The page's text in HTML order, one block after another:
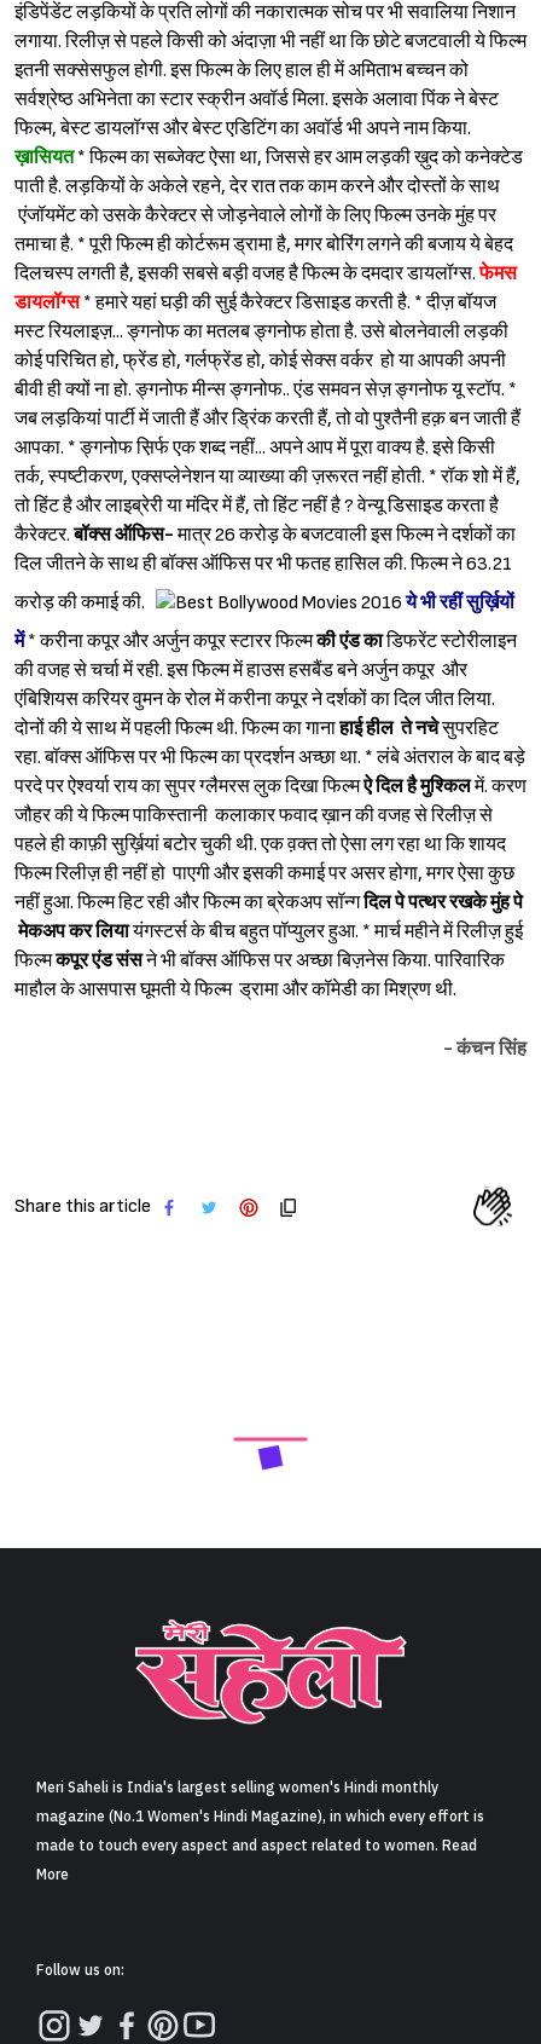
इंडिपेंडेंट लड़कियों के प्रति लोगों की नकारात्मक सोच पर भी सवालिया निशान
लगाया. रिलीज़ से पहले किसी को अंदाज़ा भी नहीं था कि छोटे बजटवाली ये फिल्म
इतनी सक्सेसफुल होगी. इस फिल्म के लिए हाल ही में अमिताभ बच्चन को
सर्वश्रेष्ठ अभिनेता का स्टार स्क्रीन अवॉर्ड मिला. इसके अलावा पिंक ने बेस्ट
फिल्म, बेस्ट डायलॉग्स और बेस्ट एडिटिंग का अवॉर्ड भी अपने नाम किया.
ख़ासियत* फिल्म का सब्जेक्ट ऐसा था, जिससे हर आम लड़की ख़ुद को कनेक्टेड
पाती है. लड़कियों के अकेले रहने, देर रात तक काम करने और दोस्तों के साथ
एंजॉयमेंट को उसके कैरेक्टर से जोड़नेवाले लोगों के लिए फिल्म उनके मुंह पर
तमाचा है. * पूरी फिल्म ही कोर्टरूम ड्रामा है, मगर बोरिंग लगने की बजाय ये बेहद
दिलचस्प लगती है, इसकी सबसे बड़ी वजह है फिल्म के दमदार डायलॉग्स.फेमस
डायलॉग्स* हमारे यहां घड़ी की सुई कैरेक्टर डिसाइड करती है. * दीज़ बॉयज
मस्ट रियलाइज़... ङ्गनोफ का मतलब ङ्गनोफ होता है. उसे बोलनेवाली लड़की
कोई परिचित हो, फ्रेंड हो, गर्लफ्रेंड हो, कोई सेक्स वर्कर हो या आपकी अपनी
बीवी ही क्यों ना हो. ङ्गनोफ मीन्स ङ्गनोफ.. एंड समवन सेज़ ङ्गनोफ यू स्टॉप. *
जब लड़कियां पार्टी में जाती हैं और ड्रिंक करती हैं, तो वो पुश्तैनी हक़ बन जाती हैं
आपका. * ङ्गनोफ स़िर्फ एक शब्द नहीं... अपने आप में पूरा वाक्य है. इसे किसी
तर्क, स्पष्टीकरण, एक्सप्लेनेशन या व्याख्या की ज़रूरत नहीं होती. * रॉक शो में हैं,
तो हिंट है और लाइब्रेरी या मंदिर में हैं, तो हिंट नहीं है ? वेन्यू डिसाइड करता है
कैरेक्टर.बॉक्स ऑफिस-मात्र 26 करोड़ के बजटवाली इस फिल्म ने दर्शकों का
दिल जीतने के साथ ही बॉक्स ऑफिस पर भी फतह हासिल की. फिल्म ने 63.21
करोड़ की कमाई की.
ये भी रहीं सुर्ख़ियों
में* करीना कपूर और अर्जुन कपूर स्टारर फिल्मकी एंड काडिफरेंट स्टोरीलाइन
की वजह से चर्चा में रही. इस फिल्म में हाउस हसबैंड बने अर्जुन कपूर और
एंबिशियस करियर वुमन के रोल में करीना कपूर ने दर्शकों का दिल जीत लिया.
दोनों की ये साथ में पहली फिल्म थी. फिल्म का गानाहाई हील ते नचेसुपरहिट
रहा. बॉक्स ऑफिस पर भी फिल्म का प्रदर्शन अच्छा था. * लंबे अंतराल के बाद बड़े
परदे पर ऐश्‍वर्या राय का सुपर ग्लैमरस लुक दिखा फिल्मऐ दिल है मुश्किलमें. करण
जौहर की ये फिल्म पाकिस्तानी कलाकार फवाद ख़ान की वजह से रिलीज़ से
पहले ही काफ़ी सुर्ख़ियां बटोर चुकी थी. एक व़क्त तो ऐसा लग रहा था कि शायद
फिल्म रिलीज़ ही नहीं हो पाएगी और इसकी कमाई पर असर होगा, मगर ऐसा कुछ
नहीं हुआ. फिल्म हिट रही और फिल्म का ब्रेकअप सॉन्गदिल पे पत्थर रखके मुंह पे
मेकअप कर लियायंगस्टर्स के बीच बहुत पॉप्युलर हुआ. * मार्च महीने में रिलीज़ हुई
फिल्मकपूर एंड संसने भी बॉक्स ऑफिस पर अच्छा बिज़नेस किया. पारिवारिक
माहौल के आसपास घूमती ये फिल्म ड्रामा और कॉमेडी का मिश्रण थी.
- कंचन सिंह
Share this article
Meri Saheli is India's largest selling women's Hindi monthly
magazine (No.1 Women's Hindi Magazine), in which every effort is
made to touch every aspect and aspect related to women. Read
More
Follow us on: